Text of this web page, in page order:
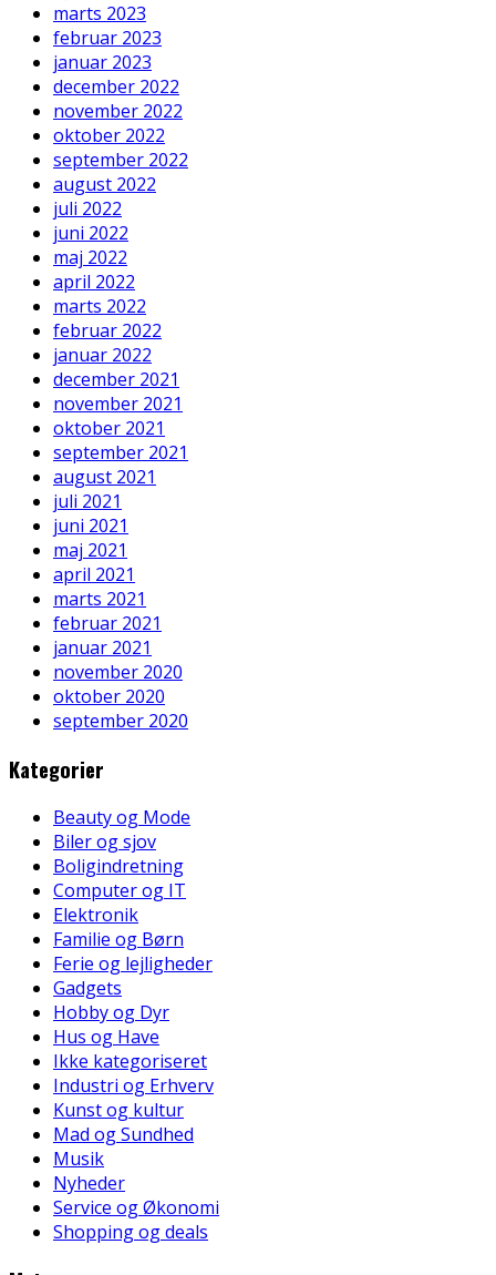
marts 2023
februar 2023
januar 2023
december 2022
november 2022
oktober 2022
september 2022
august 2022
juli 2022
juni 2022
maj 2022
april 2022
marts 2022
februar 2022
januar 2022
december 2021
november 2021
oktober 2021
september 2021
august 2021
juli 2021
juni 2021
maj 2021
april 2021
marts 2021
februar 2021
januar 2021
november 2020
oktober 2020
september 2020
Kategorier
Beauty og Mode
Biler og sjov
Boligindretning
Computer og IT
Elektronik
Familie og Børn
Ferie og lejligheder
Gadgets
Hobby og Dyr
Hus og Have
Ikke kategoriseret
Industri og Erhverv
Kunst og kultur
Mad og Sundhed
Musik
Nyheder
Service og Økonomi
Shopping og deals